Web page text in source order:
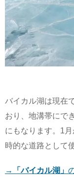
バイカル湖は現在
おり、地溝帯にで
にもなります。1
時的な道路として
→ 「バイカル湖」